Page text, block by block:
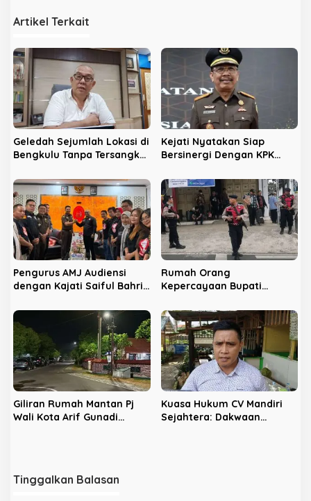
g
a
s
i
p
o
s
Artikel Terkait
Geledah Sejumlah Lokasi di
Bengkulu Tanpa Tersangka,
Kejati Nyatakan Siap
Bersinergi Dengan KPK
Bengkulu
Pengurus AMJ Audiensi
dengan Kajati Saiful Bahri
Rumah Orang
Kepercayaan Bupati
Digeledah KPK
Giliran Rumah Mantan Pj
Wali Kota Arif Gunadi
Kuasa Hukum CV Mandiri
Sejahtera: Dakwaan
Tinggalkan Balasan